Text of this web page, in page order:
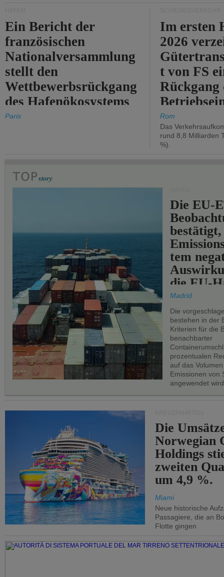
Ein Bericht der
französischen
Nationalversammlung
stellt den
Wettbewerbsrückgang
des Hafenökosystems
des Staates fest.
Paris
Im ersten
2026
t von FS
Rückgang
um 2,7 %.
Rom
Das
rund 8,8 Milliarden
%).
Die EU-
bestätigt,
tem
die EU-
Madrid
Die
bestehen in der
Kriterien für die
benachbarter
prozentualen
auf das
Emissionen von
angewendet
Die
Norwegian
Holdings
zweiten
um 4,9 %.
Miami
Neue historische
Passagiere, die an
Flotte gingen